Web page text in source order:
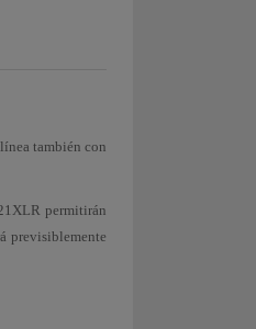
también con
permitirán
previsiblemente